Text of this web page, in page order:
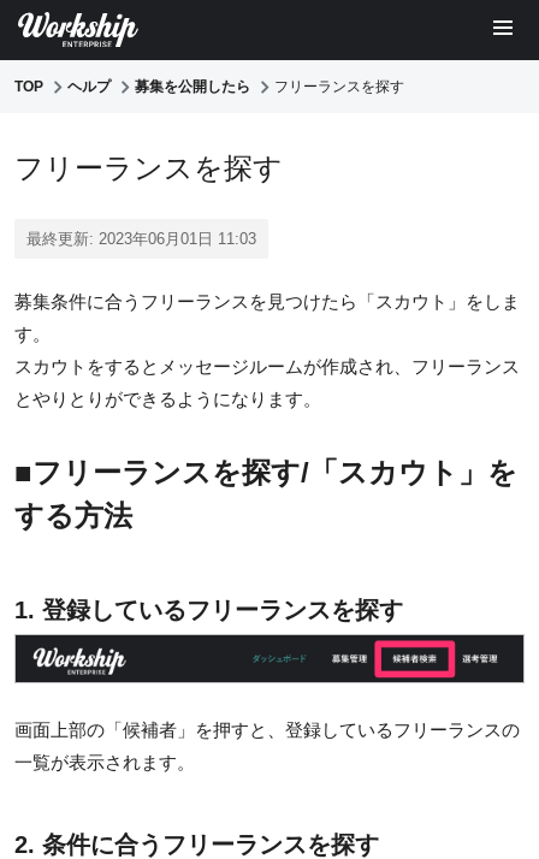
TOP ヘルプ 募集を公開したら フリーランスを探す
フリーランスを探す
最終更新: 2023年06月01日 11:03
募集条件に合うフリーランスを見つけたら「スカウト」をしま
す。
スカウトをするとメッセージルームが作成され、フリーランス
とやりとりができるようになります。
■フリーランスを探す/「スカウト」を
する方法
1. 登録しているフリーランスを探す
画面上部の「候補者」を押すと、登録しているフリーランスの
一覧が表示されます。
2. 条件に合うフリーランスを探す